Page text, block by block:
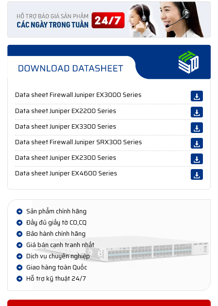
Data sheet Firewall Juniper EX3000 Series
Data sheet Juniper EX2200 Series
Data sheet Juniper EX3300 Series
Data sheet Firewall Juniper SRX300 Series
Data sheet Juniper EX2300 Series
Data sheet Juniper EX4600 Series
Sản phẩm chính hãng
Đầy đủ giấy tờ CO,CQ
Bảo hành chính hãng
Giá bán cạnh tranh nhất
Dịch vụ chuyên nghiệp
Giao hàng toàn Quốc
Hỗ trợ kỹ thuật 24/7